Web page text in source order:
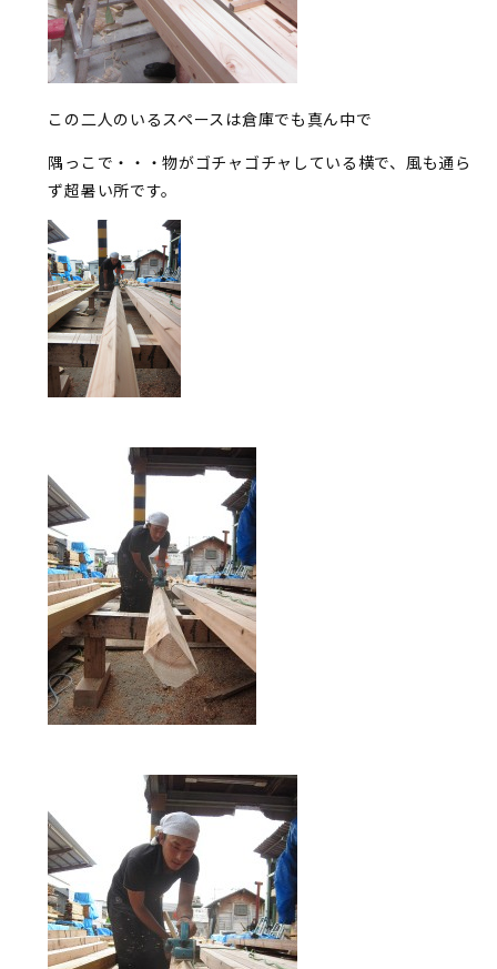
この二人のいるスペースは倉庫でも真ん中で
隅っこで・・・物がゴチャゴチャしている横で、風も通ら
ず超暑い所です。